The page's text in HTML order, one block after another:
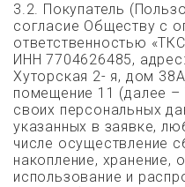
3.2. Покупатель
согласие Обществу с
ответственностью
ИНН 7704626485,
Хуторская 2- я, дом
помещение 11 (далее
своих персональных
указанных в заявке,
числе осуществление
накопление, хранение,
использование и